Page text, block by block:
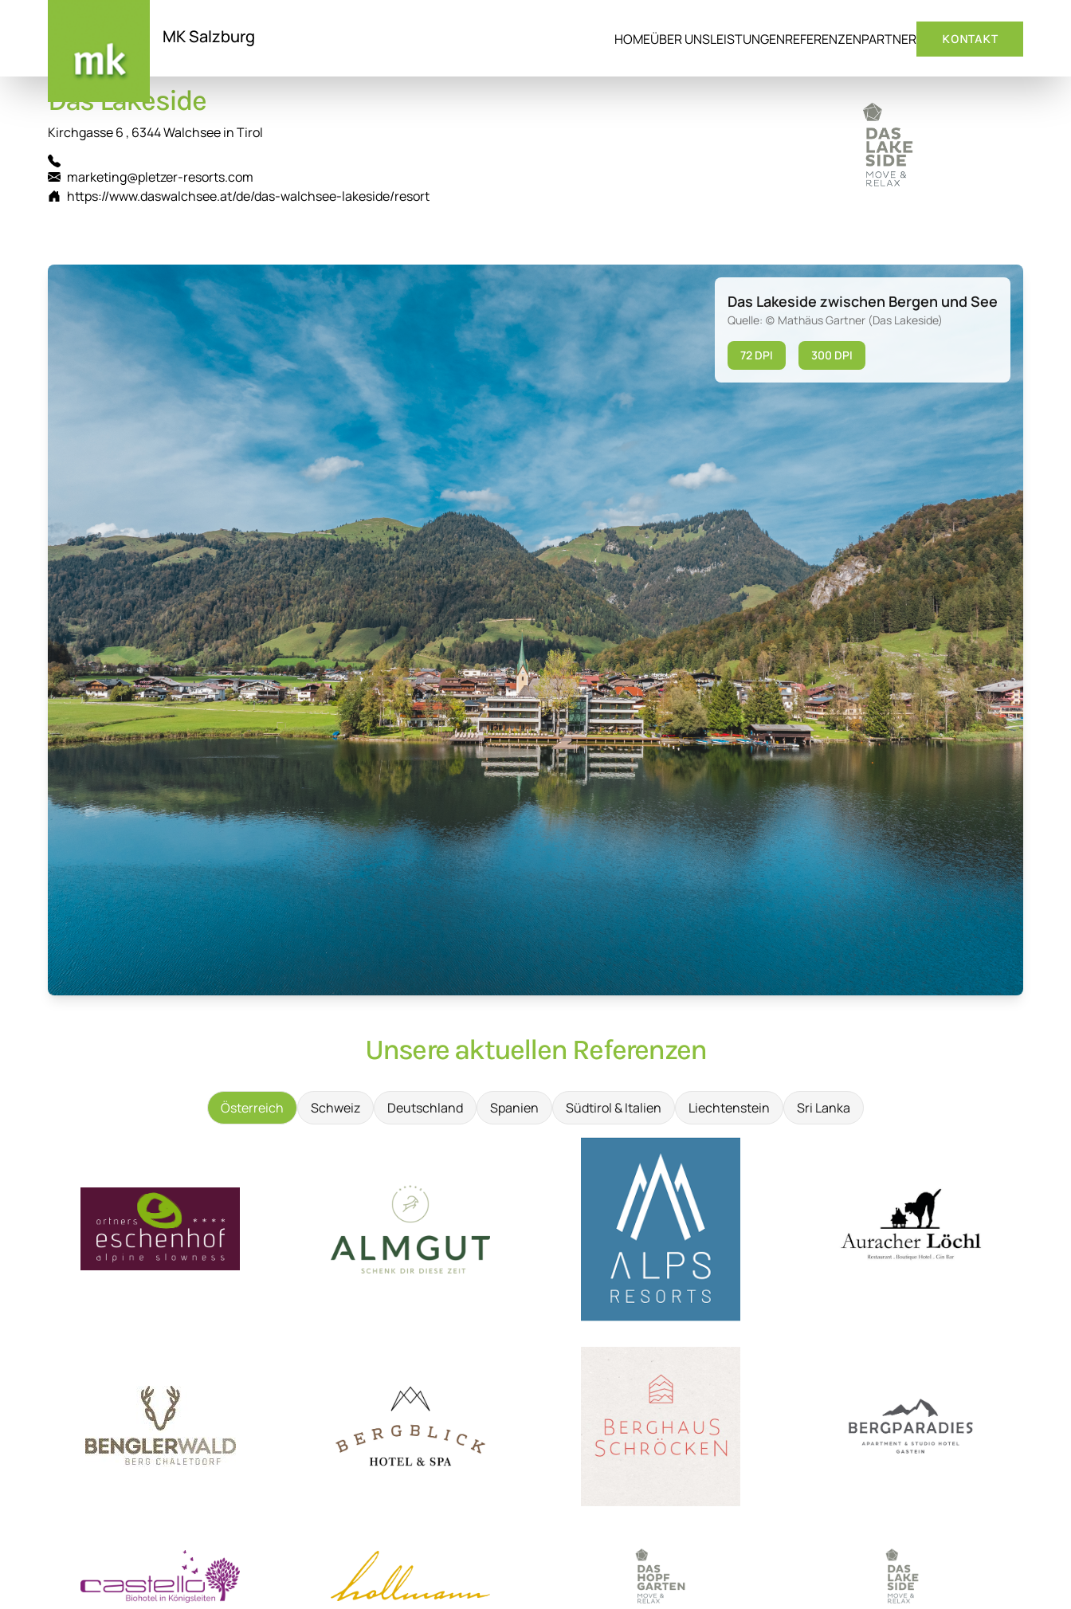
MK Salzburg HOMEÜBER UNSLEISTUNGENREFERENZENPARTNER KONTAKT
Das Lakeside
Kirchgasse 6 , 6344 Walchsee in Tirol
marketing@pletzer-resorts.com
https://www.daswalchsee.at/de/das-walchsee-lakeside/resort
Das Lakeside zwischen Bergen und See
Quelle: (c) Mathäus Gartner (Das Lakeside)
72 DPI 300 DPI
Unsere aktuellen Referenzen
Österreich Schweiz Deutschland Spanien Südtirol & Italien Liechtenstein Sri Lanka